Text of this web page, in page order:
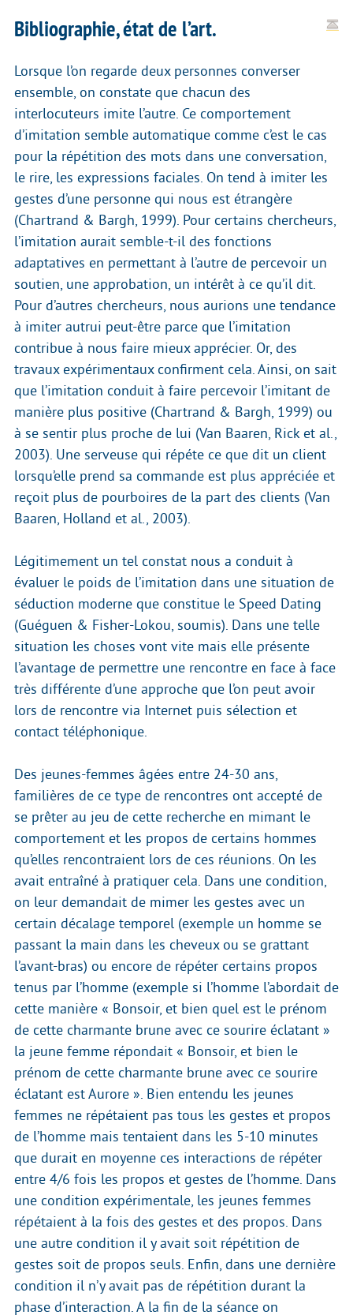
Bibliographie, état de l’art.
Lorsque l’on regarde deux personnes converser
ensemble, on constate que chacun des
interlocuteurs imite l’autre. Ce comportement
d’imitation semble automatique comme c’est le cas
pour la répétition des mots dans une conversation,
le rire, les expressions faciales. On tend à imiter les
gestes d’une personne qui nous est étrangère
(Chartrand & Bargh, 1999). Pour certains chercheurs,
l’imitation aurait semble-t-il des fonctions
adaptatives en permettant à l’autre de percevoir un
soutien, une approbation, un intérêt à ce qu’il dit.
Pour d’autres chercheurs, nous aurions une tendance
à imiter autrui peut-être parce que l’imitation
contribue à nous faire mieux apprécier. Or, des
travaux expérimentaux confirment cela. Ainsi, on sait
que l’imitation conduit à faire percevoir l’imitant de
manière plus positive (Chartrand & Bargh, 1999) ou
à se sentir plus proche de lui (Van Baaren, Rick et al.,
2003). Une serveuse qui répéte ce que dit un client
lorsqu’elle prend sa commande est plus appréciée et
reçoit plus de pourboires de la part des clients (Van
Baaren, Holland et al., 2003).
Légitimement un tel constat nous a conduit à
évaluer le poids de l’imitation dans une situation de
séduction moderne que constitue le Speed Dating
(Guéguen & Fisher-Lokou, soumis). Dans une telle
situation les choses vont vite mais elle présente
l’avantage de permettre une rencontre en face à face
très différente d’une approche que l’on peut avoir
lors de rencontre via Internet puis sélection et
contact téléphonique.
Des jeunes-femmes âgées entre 24-30 ans,
familières de ce type de rencontres ont accepté de
se prêter au jeu de cette recherche en mimant le
comportement et les propos de certains hommes
qu’elles rencontraient lors de ces réunions. On les
avait entraîné à pratiquer cela. Dans une condition,
on leur demandait de mimer les gestes avec un
certain décalage temporel (exemple un homme se
passant la main dans les cheveux ou se grattant
l’avant-bras) ou encore de répéter certains propos
tenus par l’homme (exemple si l’homme l’abordait de
cette manière « Bonsoir, et bien quel est le prénom
de cette charmante brune avec ce sourire éclatant »
la jeune femme répondait « Bonsoir, et bien le
prénom de cette charmante brune avec ce sourire
éclatant est Aurore ». Bien entendu les jeunes
femmes ne répétaient pas tous les gestes et propos
de l’homme mais tentaient dans les 5-10 minutes
que durait en moyenne ces interactions de répéter
entre 4/6 fois les propos et gestes de l’homme. Dans
une condition expérimentale, les jeunes femmes
répétaient à la fois des gestes et des propos. Dans
une autre condition il y avait soit répétition de
gestes soit de propos seuls. Enfin, dans une dernière
condition il n’y avait pas de répétition durant la
phase d’interaction. A la fin de la séance on